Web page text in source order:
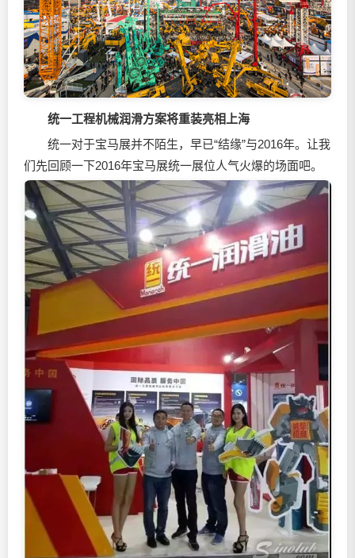
统一工程机械润滑方案将重装亮相上海
统一对于宝马展并不陌生，早已“结缘”与2016年。让我
们先回顾一下2016年宝马展统一展位人气火爆的场面吧。